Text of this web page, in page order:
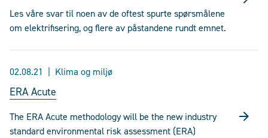
Les våre svar til noen av de oftest spurte spørsmålene
om elektrifisering, og flere av påstandene rundt emnet.
02.08.21 Klima og miljø
ERA Acute
The ERA Acute methodology will be the new industry
standard environmental risk assessment (ERA)